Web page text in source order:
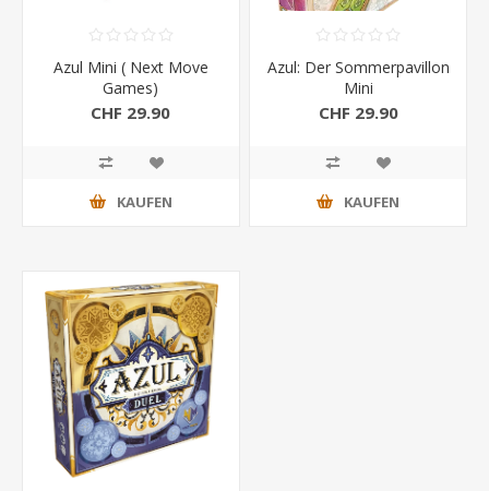
Azul Mini ( Next Move
Games)
CHF 29.90
KAUFEN
Azul: Der Sommerpavillon
Mini
CHF 29.90
KAUFEN